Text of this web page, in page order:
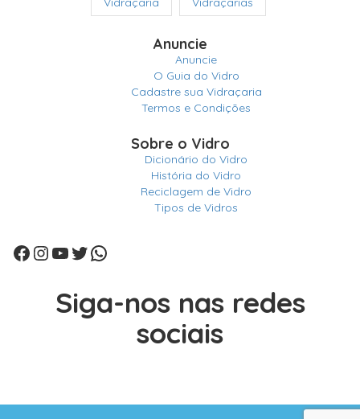
Anuncie
Anuncie
O Guia do Vidro
Cadastre sua Vidraçaria
Termos e Condições
Sobre o Vidro
Dicionário do Vidro
História do Vidro
Reciclagem de Vidro
Tipos de Vidros
Facebook
Instagram
Youtube
Twitter
WhatsApp
Siga-nos nas redes
sociais